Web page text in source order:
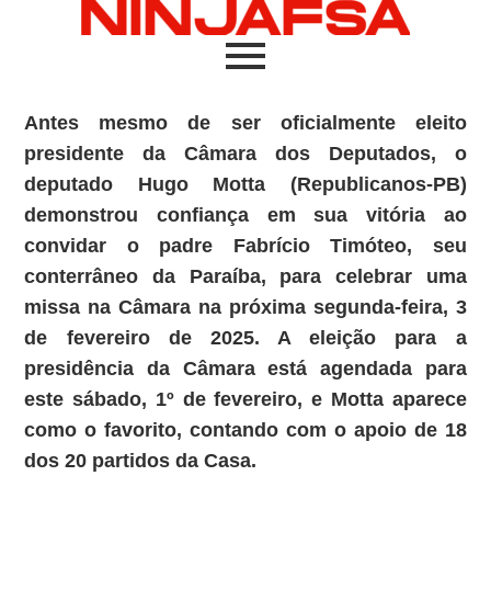
Antes mesmo de ser oficialmente eleito
presidente da Câmara dos Deputados, o
deputado Hugo Motta (Republicanos-PB)
demonstrou confiança em sua vitória ao
convidar o padre Fabrício Timóteo, seu
conterrâneo da Paraíba, para celebrar uma
missa na Câmara na próxima segunda-feira, 3
de fevereiro de 2025. A eleição para a
presidência da Câmara está agendada para
este sábado, 1º de fevereiro, e Motta aparece
como o favorito, contando com o apoio de 18
dos 20 partidos da Casa.